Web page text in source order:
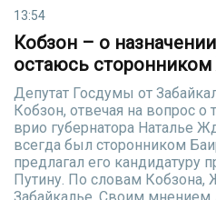
13:54
Кобзон – о
остаюсь
Депутат Госдумы от
Кобзон, отвечая на вопрос о
врио губернатора Наталье
всегда был сторонником
предлагал его кандидатуру
Путину. По словам Кобзона,